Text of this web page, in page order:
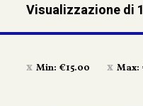
Visualizzazione di
Min: €15.00 Max: